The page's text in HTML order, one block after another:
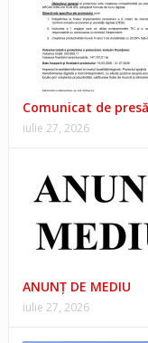
Comunicat de
iulie 27, 2026
ANUNŢ DE MEDIU
iulie 27, 2026